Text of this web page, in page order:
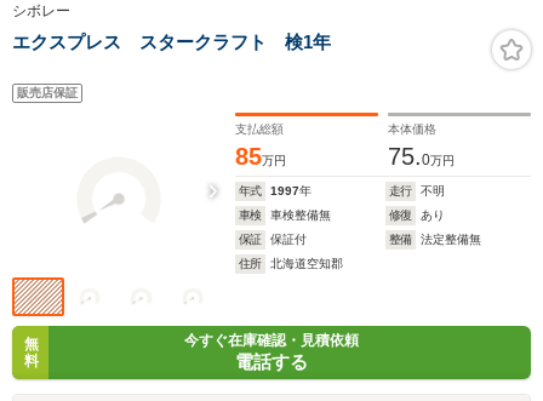
シボレー
エクスプレス スタークラフト 検1年
販売店保証
支払総額
85万円
本体価格
75.0万円
年式 1997年 走行
不明
車検
車検整備無 修復
あり
保証
保証付 整備
法定整備無
住所
北海道空知郡
無
料
今すぐ在庫確認・見積依頼
電話する